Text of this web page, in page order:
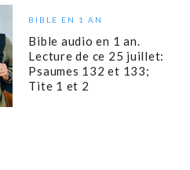
BIBLE EN 1 AN
Bible audio en 1 an.
Lecture de ce 25 juillet:
Psaumes 132 et 133;
Tite 1 et 2